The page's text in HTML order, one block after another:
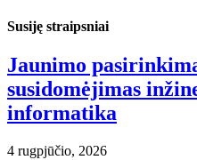
Susiję straipsniai
Jaunimo
susidomėjimas
informatika
4 rugpjūčio, 2026